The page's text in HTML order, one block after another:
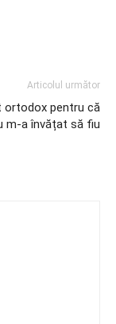
Articolul următor
ortodox pentru că
m-a învățat să fiu